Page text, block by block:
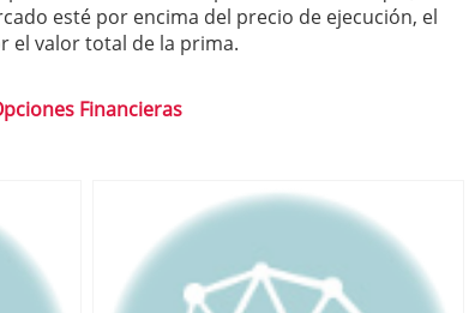
esté por encima del precio de ejecución, el
el valor total de la prima.
Financieras